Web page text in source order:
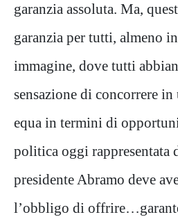
garanzia assoluta. Ma,
garanzia per tutti, almeno
immagine, dove tutti
sensazione di concorrere
equa in termini di
politica oggi rappresentata
presidente Abramo deve
l’obbligo di